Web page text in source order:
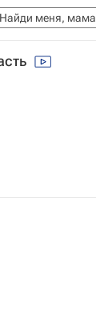
Найди меня, мама